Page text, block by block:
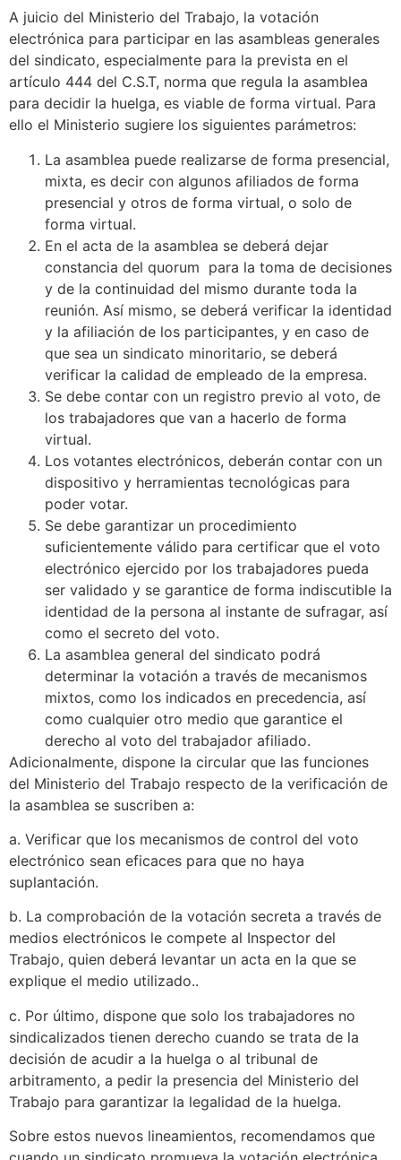
A juicio del Ministerio del Trabajo, la votación
electrónica para participar en las asambleas generales
del sindicato, especialmente para la prevista en el
artículo 444 del C.S.T, norma que regula la asamblea
para decidir la huelga, es viable de forma virtual. Para
ello el Ministerio sugiere los siguientes parámetros:
La asamblea puede realizarse de forma presencial,
mixta, es decir con algunos afiliados de forma
presencial y otros de forma virtual, o solo de
forma virtual.
En el acta de la asamblea se deberá dejar
constancia del quorum para la toma de decisiones
y de la continuidad del mismo durante toda la
reunión. Así mismo, se deberá verificar la identidad
y la afiliación de los participantes, y en caso de
que sea un sindicato minoritario, se deberá
verificar la calidad de empleado de la empresa.
Se debe contar con un registro previo al voto, de
los trabajadores que van a hacerlo de forma
virtual.
Los votantes electrónicos, deberán contar con un
dispositivo y herramientas tecnológicas para
poder votar.
Se debe garantizar un procedimiento
suficientemente válido para certificar que el voto
electrónico ejercido por los trabajadores pueda
ser validado y se garantice de forma indiscutible la
identidad de la persona al instante de sufragar, así
como el secreto del voto.
La asamblea general del sindicato podrá
determinar la votación a través de mecanismos
mixtos, como los indicados en precedencia, así
como cualquier otro medio que garantice el
derecho al voto del trabajador afiliado.
Adicionalmente, dispone la circular que las funciones
del Ministerio del Trabajo respecto de la verificación de
la asamblea se suscriben a:
a. Verificar que los mecanismos de control del voto
electrónico sean eficaces para que no haya
suplantación.
b. La comprobación de la votación secreta a través de
medios electrónicos le compete al Inspector del
Trabajo, quien deberá levantar un acta en la que se
explique el medio utilizado..
c. Por último, dispone que solo los trabajadores no
sindicalizados tienen derecho cuando se trata de la
decisión de acudir a la huelga o al tribunal de
arbitramento, a pedir la presencia del Ministerio del
Trabajo para garantizar la legalidad de la huelga.
Sobre estos nuevos lineamientos, recomendamos que